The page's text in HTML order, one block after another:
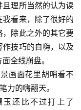
且理所当然的认为读
看来，除了很好的
除此之外的其它要
技巧的自嗨，以及
全线崩盘。
画面花里胡哨看不
力的嗨翻天。
还比不过打上了